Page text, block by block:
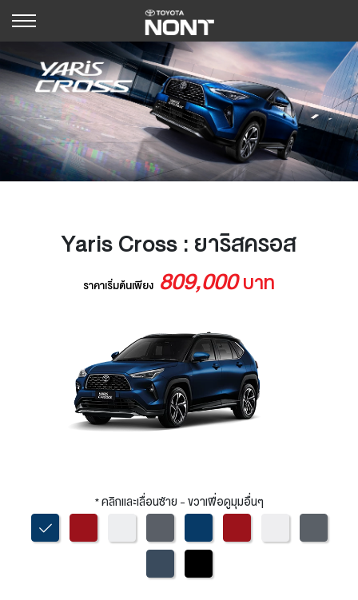
Yaris Cross : ยาริสครอส
ราคาเริ่มต้นเพียง 809,000บาท
* คลิกและเลื่อนซ้าย - ขวาเพื่อดูมุมอื่นๆ